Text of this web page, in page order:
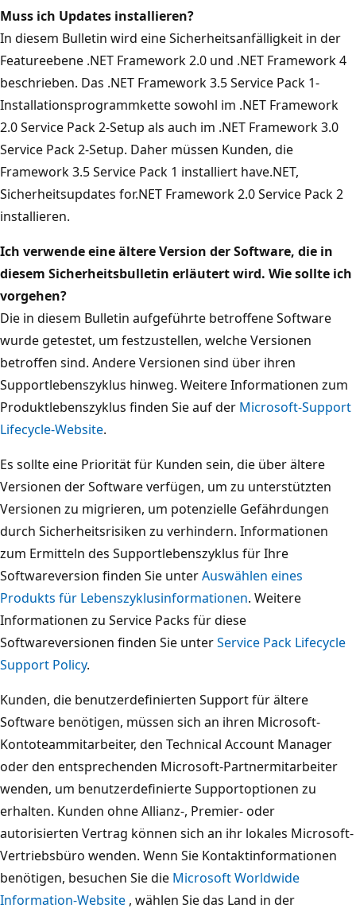
Muss ich Updates installieren?
In diesem Bulletin wird eine Sicherheitsanfälligkeit in der
Featureebene .NET Framework 2.0 und .NET Framework 4
beschrieben. Das .NET Framework 3.5 Service Pack 1-
Installationsprogrammkette sowohl im .NET Framework
2.0 Service Pack 2-Setup als auch im .NET Framework 3.0
Service Pack 2-Setup. Daher müssen Kunden, die
Framework 3.5 Service Pack 1 installiert have.NET,
Sicherheitsupdates for.NET Framework 2.0 Service Pack 2
installieren.
Ich verwende eine ältere Version der Software, die in
diesem Sicherheitsbulletin erläutert wird. Wie sollte ich
vorgehen?
Die in diesem Bulletin aufgeführte betroffene Software
wurde getestet, um festzustellen, welche Versionen
betroffen sind. Andere Versionen sind über ihren
Supportlebenszyklus hinweg. Weitere Informationen zum
Produktlebenszyklus finden Sie auf der Microsoft-Support
Lifecycle-Website.
Es sollte eine Priorität für Kunden sein, die über ältere
Versionen der Software verfügen, um zu unterstützten
Versionen zu migrieren, um potenzielle Gefährdungen
durch Sicherheitsrisiken zu verhindern. Informationen
zum Ermitteln des Supportlebenszyklus für Ihre
Softwareversion finden Sie unterAuswählen eines
Produkts für Lebenszyklusinformationen. Weitere
Informationen zu Service Packs für diese
Softwareversionen finden Sie unterService Pack Lifecycle
Support Policy.
Kunden, die benutzerdefinierten Support für ältere
Software benötigen, müssen sich an ihren Microsoft-
Kontoteammitarbeiter, den Technical Account Manager
oder den entsprechenden Microsoft-Partnermitarbeiter
wenden, um benutzerdefinierte Supportoptionen zu
erhalten. Kunden ohne Allianz-, Premier- oder
autorisierten Vertrag können sich an ihr lokales Microsoft-
Vertriebsbüro wenden. Wenn Sie Kontaktinformationen
benötigen, besuchen Sie die Microsoft Worldwide
Information-Website , wählen Sie das Land in der